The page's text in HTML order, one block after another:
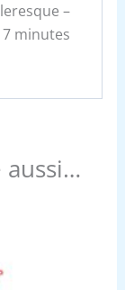
–
minutes
aussi…